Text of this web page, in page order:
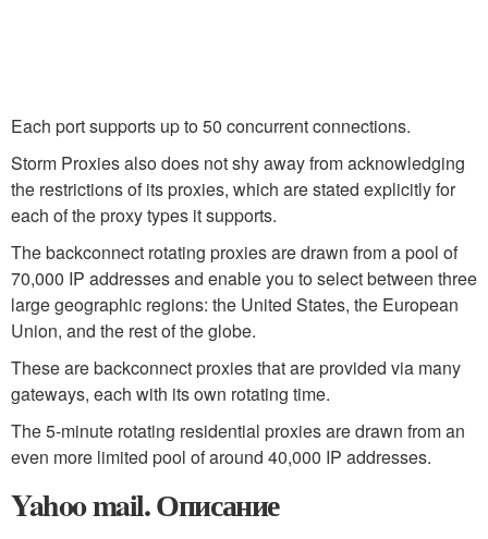
Each port supports up to 50 concurrent connections.
Storm Proxies also does not shy away from acknowledging
the restrictions of its proxies, which are stated explicitly for
each of the proxy types it supports.
The backconnect rotating proxies are drawn from a pool of
70,000 IP addresses and enable you to select between three
large geographic regions: the United States, the European
Union, and the rest of the globe.
These are backconnect proxies that are provided via many
gateways, each with its own rotating time.
The 5-minute rotating residential proxies are drawn from an
even more limited pool of around 40,000 IP addresses.
Yahoo mail. Описание